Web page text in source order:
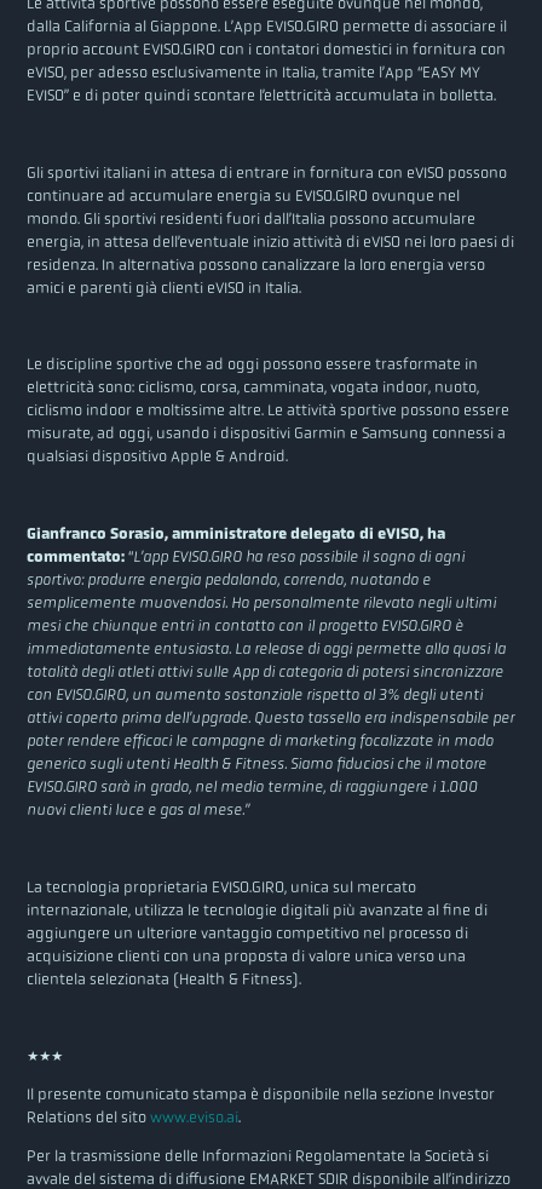
dalla California al Giappone. L’App EVISO.GIRO permette di associare il
proprio account EVISO.GIRO con i contatori domestici in fornitura con
eVISO, per adesso esclusivamente in Italia, tramite l’App “EASY MY
EVISO” e di poter quindi scontare l’elettricità accumulata in bolletta.
Gli sportivi italiani in attesa di entrare in fornitura con eVISO possono
continuare ad accumulare energia su EVISO.GIRO ovunque nel
mondo. Gli sportivi residenti fuori dall’Italia possono accumulare
energia, in attesa dell’eventuale inizio attività di eVISO nei loro paesi di
residenza. In alternativa possono canalizzare la loro energia verso
amici e parenti già clienti eVISO in Italia.
Le discipline sportive che ad oggi possono essere trasformate in
elettricità sono: ciclismo, corsa, camminata, vogata indoor, nuoto,
ciclismo indoor e moltissime altre. Le attività sportive possono essere
misurate, ad oggi, usando i dispositivi Garmin e Samsung connessi a
qualsiasi dispositivo Apple & Android.
Gianfranco Sorasio, amministratore delegato di eVISO, ha
commentato: “L’app EVISO.GIRO ha reso possibile il sogno di ogni
sportivo: produrre energia pedalando, correndo, nuotando e
semplicemente muovendosi. Ho personalmente rilevato negli ultimi
mesi che chiunque entri in contatto con il progetto EVISO.GIRO è
immediatamente entusiasta. La release di oggi permette alla quasi la
totalità degli atleti attivi sulle App di categoria di potersi sincronizzare
con EVISO.GIRO, un aumento sostanziale rispetto al 3% degli utenti
attivi coperto prima dell’upgrade. Questo tassello era indispensabile per
poter rendere efficaci le campagne di marketing focalizzate in modo
generico sugli utenti Health & Fitness. Siamo fiduciosi che il motore
EVISO.GIRO sarà in grado, nel medio termine, di raggiungere i 1.000
nuovi clienti luce e gas al mese.”
La tecnologia proprietaria EVISO.GIRO, unica sul mercato
internazionale, utilizza le tecnologie digitali più avanzate al fine di
aggiungere un ulteriore vantaggio competitivo nel processo di
acquisizione clienti con una proposta di valore unica verso una
clientela selezionata (Health & Fitness).
***
Il presente comunicato stampa è disponibile nella sezione Investor
Relations del sitowww.eviso.ai.
Per la trasmissione delle Informazioni Regolamentate la Società si
avvale del sistema di diffusione EMARKET SDIR disponibile all’indirizzo